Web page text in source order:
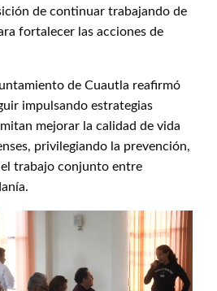
de continuar trabajando de
fortalecer las acciones de
de Cuautla reafirmó
impulsando estrategias
mejorar la calidad de vida
privilegiando la prevención,
el trabajo conjunto entre